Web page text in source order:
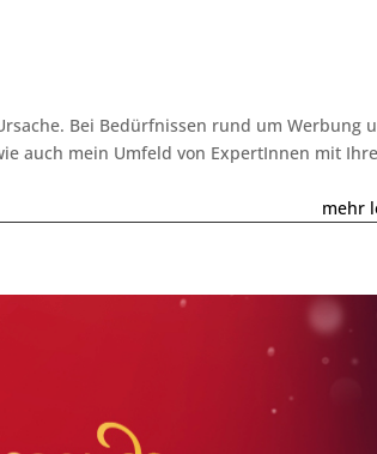
Bei Bedürfnissen rund um Werbung
auch mein Umfeld von ExpertInnen mit
mehr